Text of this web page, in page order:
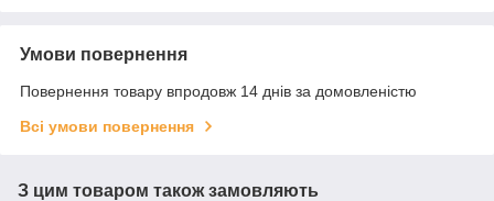
Умови повернення
Повернення товару впродовж 14 днів за домовленістю
Всі умови повернення
З цим товаром також замовляють